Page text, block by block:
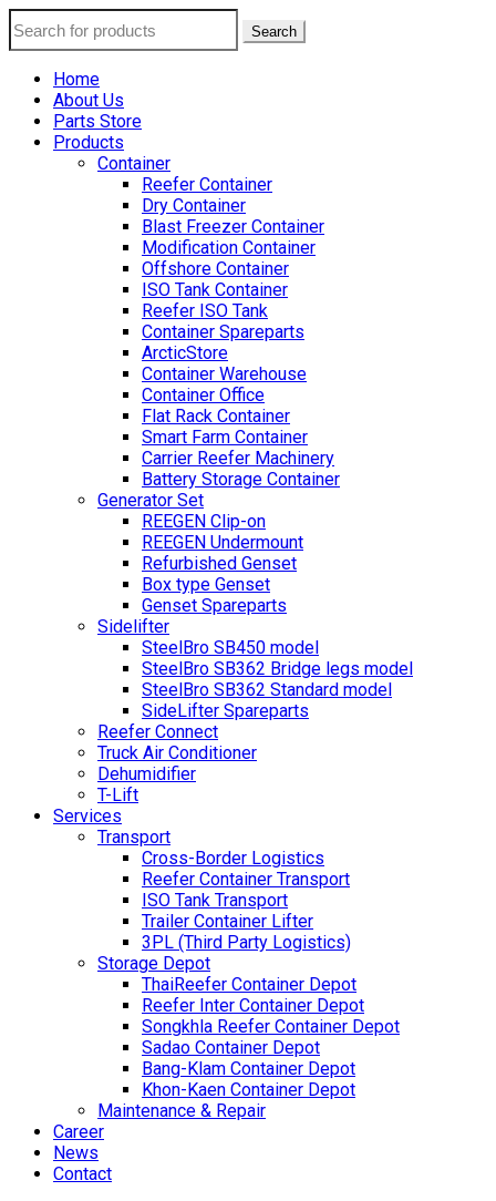
Search
Home
About Us
Parts Store
Products
Container
Reefer Container
Dry Container
Blast Freezer Container
Modification Container
Offshore Container
ISO Tank Container
Reefer ISO Tank
Container Spareparts
ArcticStore
Container Warehouse
Container Office
Flat Rack Container
Smart Farm Container
Carrier Reefer Machinery
Battery Storage Container
Generator Set
REEGEN Clip-on
REEGEN Undermount
Refurbished Genset
Box type Genset
Genset Spareparts
Sidelifter
SteelBro SB450 model
SteelBro SB362 Bridge legs model
SteelBro SB362 Standard model
SideLifter Spareparts
Reefer Connect
Truck Air Conditioner
Dehumidifier
T-Lift
Services
Transport
Cross-Border Logistics
Reefer Container Transport
ISO Tank Transport
Trailer Container Lifter
3PL (Third Party Logistics)
Storage Depot
ThaiReefer Container Depot
Reefer Inter Container Depot
Songkhla Reefer Container Depot
Sadao Container Depot
Bang-Klam Container Depot
Khon-Kaen Container Depot
Maintenance & Repair
Career
News
Contact